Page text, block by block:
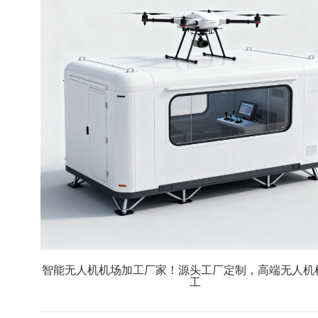
智能无人机机场加工厂家！源头工厂定制，高端无人机
工